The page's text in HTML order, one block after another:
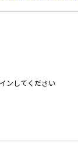
ンしてください